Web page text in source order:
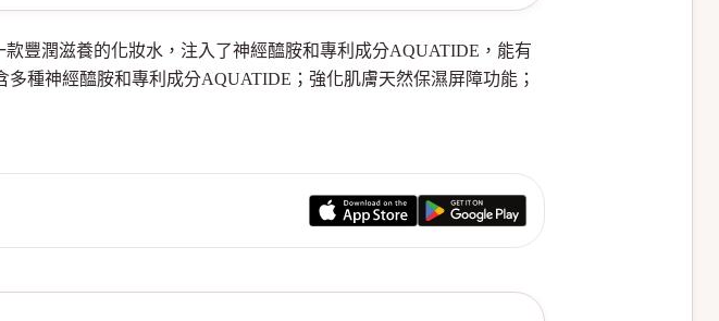
豐潤滋養的化妝水，注入了神經醯胺和專利成分AQUATIDE，能有
種神經醯胺和專利成分AQUATIDE；強化肌膚天然保濕屏障功能；